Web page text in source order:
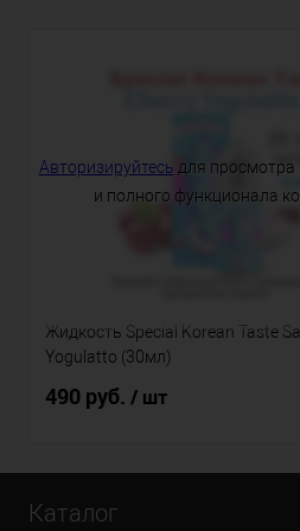
Крепость:
Авторизируйтесь для
и полного функционала
Жидкость Special Korean Taste
Yogulatto (30мл)
490 руб. / шт
Каталог